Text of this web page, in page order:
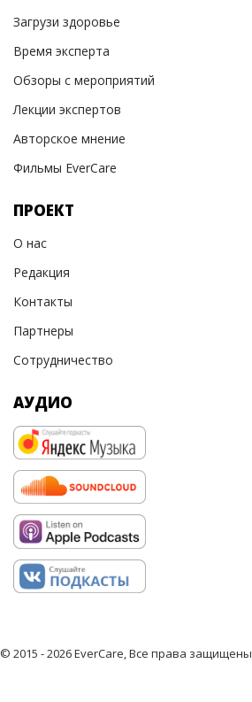
Загрузи здоровье
Время эксперта
Обзоры с мероприятий
Лекции экспертов
Авторское мнение
Фильмы EverCare
ПРОЕКТ
О нас
Редакция
Контакты
Партнеры
Сотрудничество
АУДИО
© 2015 - 2026 EverCare, Все права защищены